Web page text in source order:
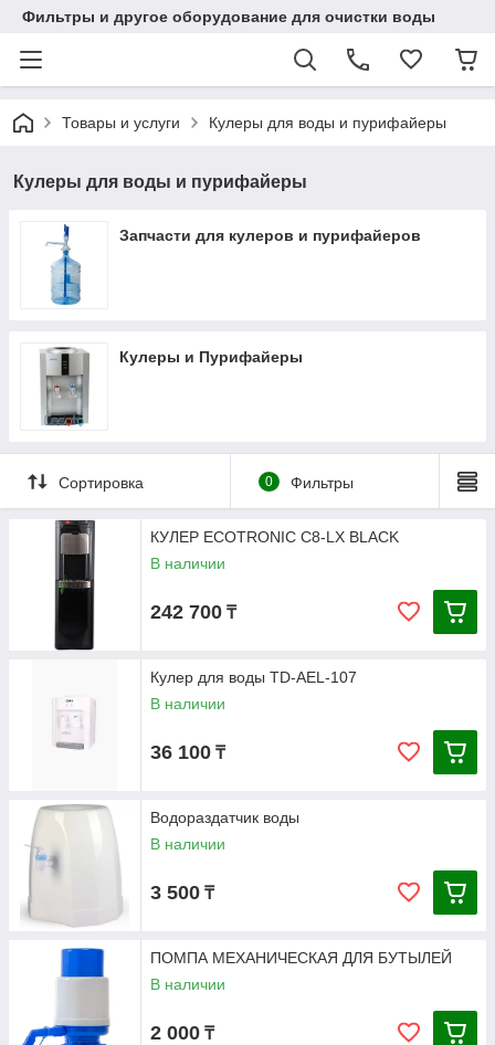
Фильтры и другое оборудование для очистки воды
Товары и услуги Кулеры для воды и пурифайеры
Кулеры для воды и пурифайеры
Запчасти для кулеров и пурифайеров
Кулеры и Пурифайеры
Сортировка 0 Фильтры
КУЛЕР ECOTRONIC C8-LX BLACK
В наличии
242 700 ₸
Кулер для воды TD-AEL-107
В наличии
36 100 ₸
Водораздатчик воды
В наличии
3 500 ₸
ПОМПА МЕХАНИЧЕСКАЯ ДЛЯ БУТЫЛЕЙ
В наличии
2 000 ₸